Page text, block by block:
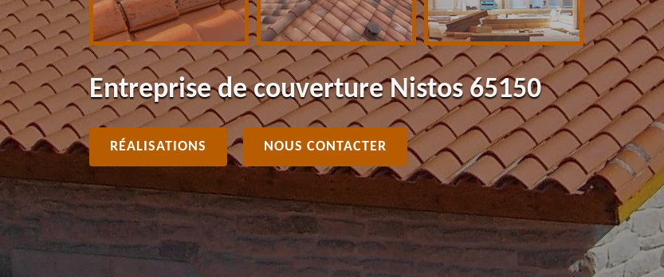
Entreprise de couverture Nistos 65150
RÉALISATIONS NOUS CONTACTER